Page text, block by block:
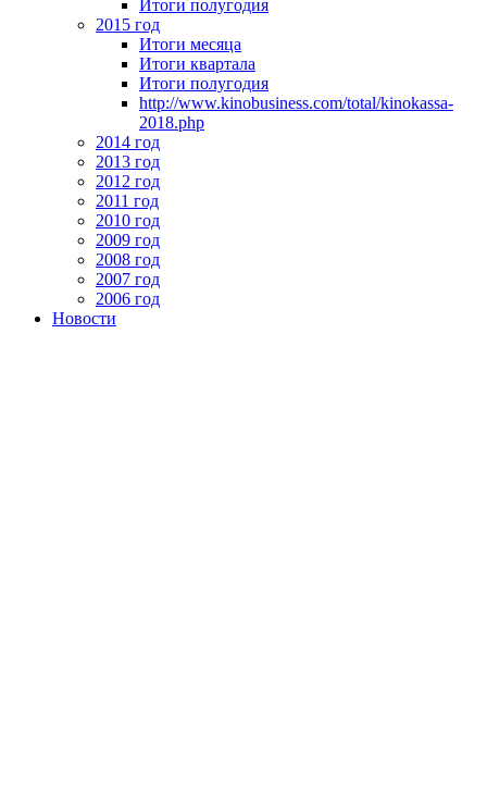
Итоги полугодия
2015 год
Итоги месяца
Итоги квартала
Итоги полугодия
http://www.kinobusiness.com/total/kinokassa-
2018.php
2014 год
2013 год
2012 год
2011 год
2010 год
2009 год
2008 год
2007 год
2006 год
Новости